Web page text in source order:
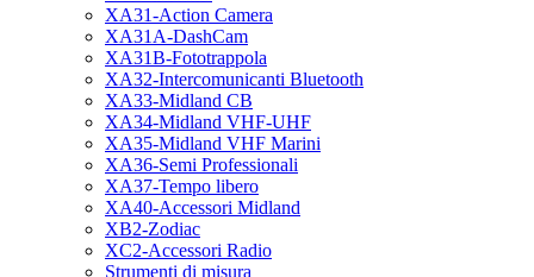
XA31-Action Camera
XA31A-DashCam
XA31B-Fototrappola
XA32-Intercomunicanti Bluetooth
XA33-Midland CB
XA34-Midland VHF-UHF
XA35-Midland VHF Marini
XA36-Semi Professionali
XA37-Tempo libero
XA40-Accessori Midland
XB2-Zodiac
XC2-Accessori Radio
Strumenti di misura